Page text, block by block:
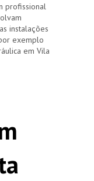
profissional
instalações
exemplo
em Vila